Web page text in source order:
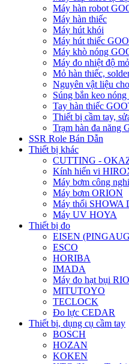
Máy hàn robot
Máy hàn thiếc
Máy hút khói
Máy hút thiếc
Máy khò nóng
Máy đo nhiệt độ
Mỏ hàn thiếc,
Nguyên vật liệu
Súng bắn keo
Tay hàn thiếc
Thiết bị cầm tay,
Trạm hàn đa năng
SSR Role Bán Dẫn
Thiết bị khác
CUTTING -
Kính hiển vi
Máy bơm công
Máy bơm ORION
Máy thổi SHOWA
Máy UV HOYA
Thiết bị đo
EISEN
ESCO
HORIBA
IMADA
Máy đo hạt bụi
MITUTOYO
TECLOCK
Đo lực CEDAR
Thiết bị, dụng cụ cầm tay
BOSCH
HOZAN
KOKEN